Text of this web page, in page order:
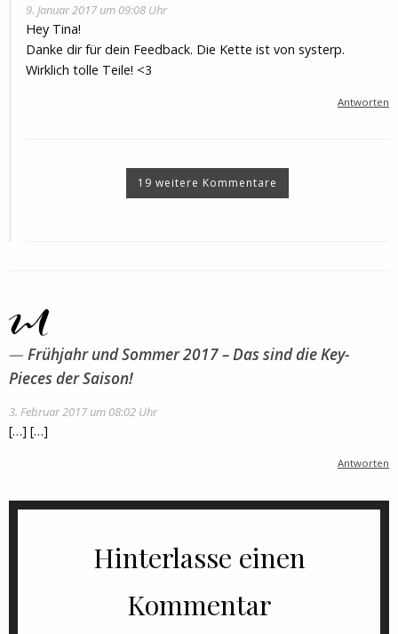
9. Januar 2017 um 09:08 Uhr
Hey Tina!
Danke dir für dein Feedback. Die Kette ist von systerp.
Wirklich tolle Teile! <3
Antworten
19 weitere Kommentare
Frühjahr und Sommer 2017 – Das sind die Key-
Pieces der Saison!
3. Februar 2017 um 08:02 Uhr
[…] […]
Antworten
Hinterlasse einen
Kommentar